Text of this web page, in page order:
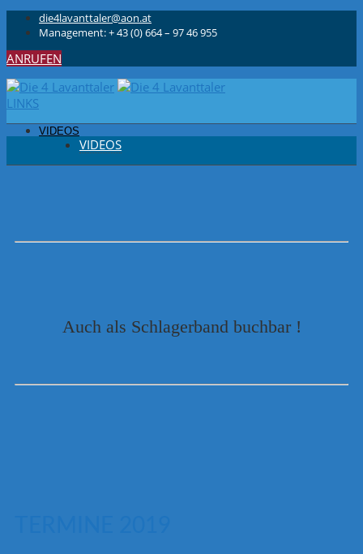
die4lavanttaler@aon.at
Management: + 43 (0) 664 – 97 46 955
ANRUFEN
LINKS
VIDEOS
VIDEOS
Auch als Schlagerband buchbar !